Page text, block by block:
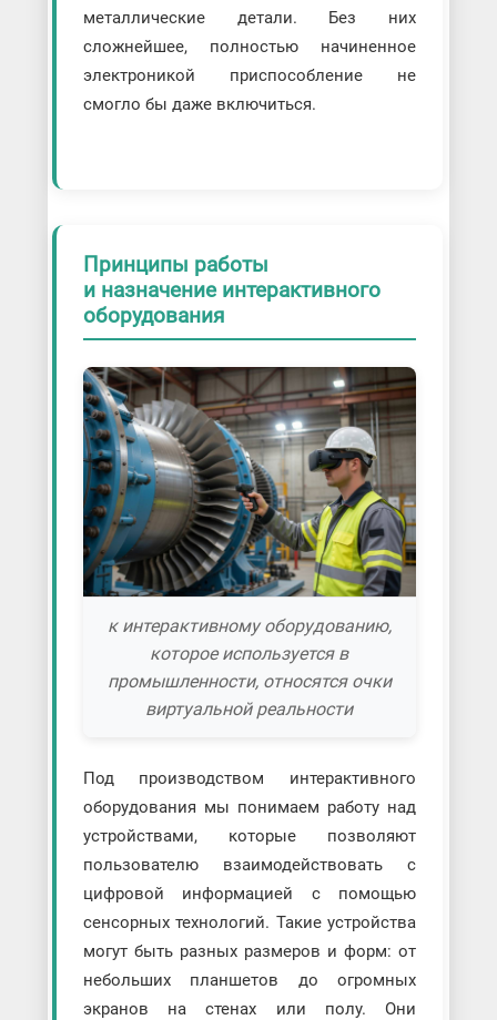
металлические детали. Без них
сложнейшее, полностью начиненное
электроникой приспособление не
смогло бы даже включиться.
Принципы работы
и назначение интерактивного
оборудования
к интерактивному оборудованию,
которое используется в
промышленности, относятся очки
виртуальной реальности
Под производством интерактивного
оборудования мы понимаем работу над
устройствами, которые позволяют
пользователю взаимодействовать с
цифровой информацией с помощью
сенсорных технологий. Такие устройства
могут быть разных размеров и форм: от
небольших планшетов до огромных
экранов на стенах или полу. Они